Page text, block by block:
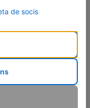
cuidar-te, només fer
de mi! He preparat una
de socis